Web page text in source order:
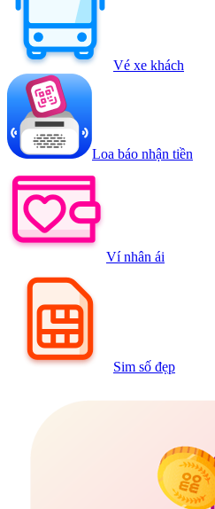
Vé xe khách
Loa báo nhận tiền
Ví nhân ái
Sim số đẹp